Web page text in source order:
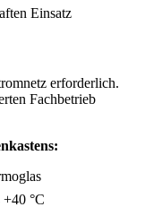
Einsatz
erforderlich.
Fachbetrieb
°C